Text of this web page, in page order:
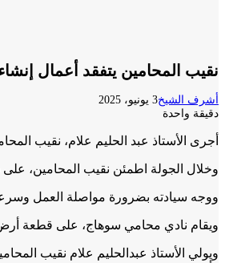
نقيب المحامين يتفقد أعمال
أشرف الشيخ3 يونيو، 2025
دقيقة واحدة
أجرى الأستاذ عبد الحليم علام، نقيب
وخلال الجولة اطمئن نقيب المحامين،
ووجه سيادته بضرورة مواصلة العمل وسرعة
ويقام نادي محامي سوهاج، على قطعة أرض مساحتها 3 أفدنة بمنطقة خدمات 3 منطقة النخيل،
ويولي الأستاذ عبدالحليم علام نقيب